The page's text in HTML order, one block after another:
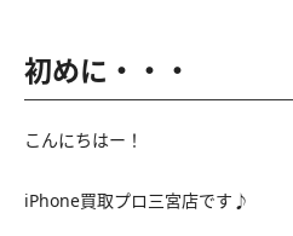
初めに・・・
こんにちはー！
iPhone買取プロ三宮店です♪